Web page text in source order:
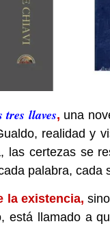
tres llaves, una
realidad y
las certezas se
palabra, cada
la existencia,
está llamado a